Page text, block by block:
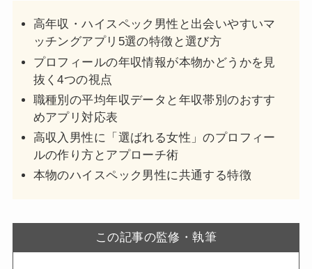
高年収・ハイスペック男性と出会いやすいマ
ッチングアプリ5選の特徴と選び方
プロフィールの年収情報が本物かどうかを見
抜く4つの視点
職種別の平均年収データと年収帯別のおすす
めアプリ対応表
高収入男性に「選ばれる女性」のプロフィー
ルの作り方とアプローチ術
本物のハイスペック男性に共通する特徴
この記事の監修・執筆